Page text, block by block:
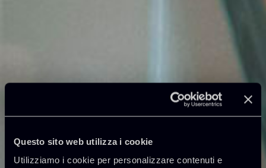
Questo sito web utilizza i cookie
Utilizziamo i cookie per personalizzare contenuti e